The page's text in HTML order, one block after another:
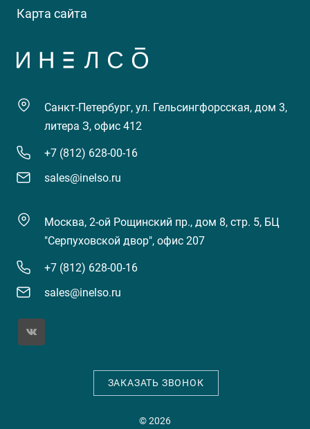
Карта сайта
Санкт-Петербург, ул. Гельсингфорсская, дом 3,
литера З, офис 412
+7 (812) 628-00-16
sales@inelso.ru
Москва, 2-ой Рощинский пр., дом 8, стр. 5, БЦ
"Серпуховской двор", офис 207
+7 (812) 628-00-16
sales@inelso.ru
ЗАКАЗАТЬ ЗВОНОК
© 2026